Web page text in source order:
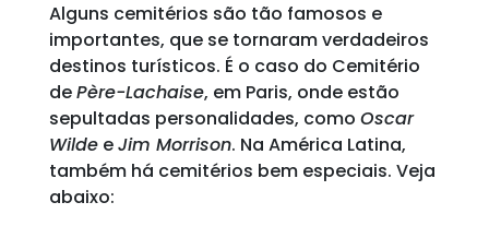
Alguns cemitérios são tão famosos e
importantes, que se tornaram verdadeiros
destinos turísticos. É o caso do Cemitério
dePère-Lachaise, em Paris, onde estão
sepultadas personalidades, como Oscar
WildeeJim Morrison. Na América Latina,
também há cemitérios bem especiais. Veja
abaixo: